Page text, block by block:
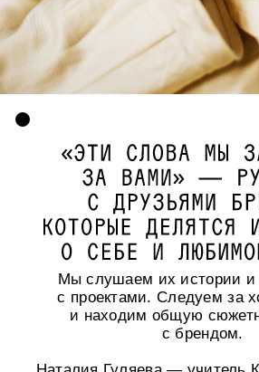
Мы слушаем их истории и знакомимся
с проектами. Следуем за ходом мысли
и находим общую сюжетную линию
с брендом.
Наталия Гуляева — учитель Кундалини-йоги
Расспросили Наташу о том, как йога
направляет в важные этапы жизни, в чем
кроется женская сила и есть ли у нее особая
связь с украшениями.